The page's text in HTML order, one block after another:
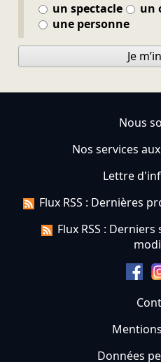
un spectacle
un
une personne
Je
Nous
Nos services
Lettre
Flux RSS : Dernières
Flux RSS :
Données